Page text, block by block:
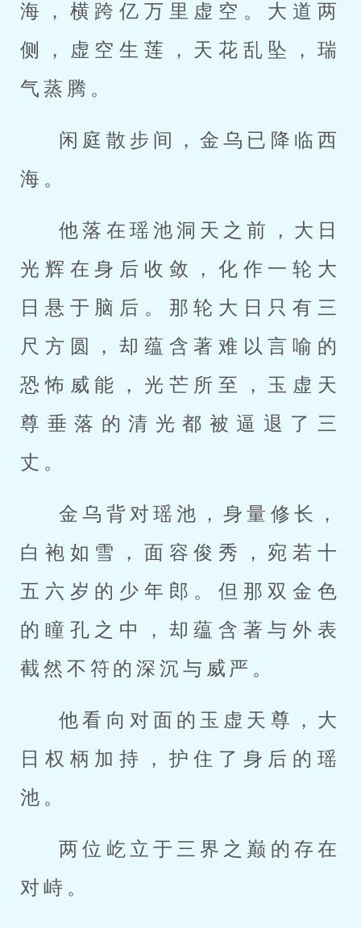
海，横跨亿万里虚空。大道两
侧，虚空生莲，天花乱坠，瑞
气蒸腾。
闲庭散步间，金乌已降临西
海。
他落在瑶池洞天之前，大日
光辉在身后收敛，化作一轮大
日悬于脑后。那轮大日只有三
尺方圆，却蕴含著难以言喻的
恐怖威能，光芒所至，玉虚天
尊垂落的清光都被逼退了三
丈。
金乌背对瑶池，身量修长，
白袍如雪，面容俊秀，宛若十
五六岁的少年郎。但那双金色
的瞳孔之中，却蕴含著与外表
截然不符的深沉与威严。
他看向对面的玉虚天尊，大
日权柄加持，护住了身后的瑶
池。
两位屹立于三界之巅的存在
对峙。